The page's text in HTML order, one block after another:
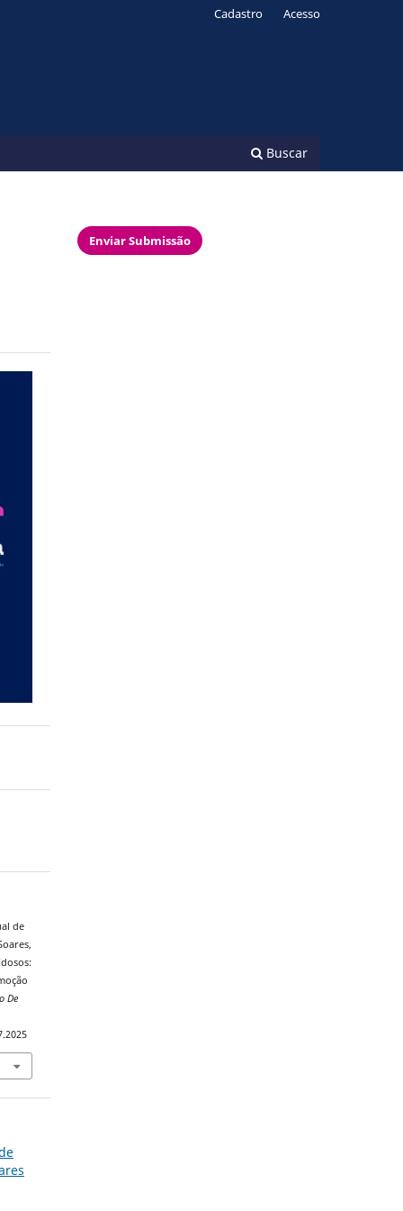
Buscar
Cadastro Acesso
de
De
Enviar Submissão